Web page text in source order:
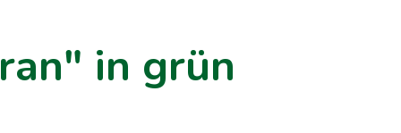
in grün